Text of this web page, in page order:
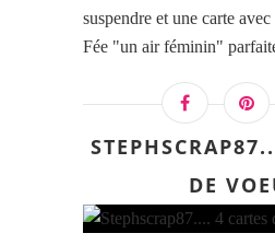
suspendre et une carte
Fée "un air féminin"
DE